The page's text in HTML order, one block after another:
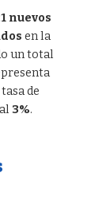
nuevos
en la
un total
de
3%.